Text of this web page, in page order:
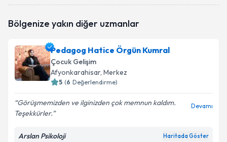
takvimi talebi oluşturun. Size bu uzmandan randevu
bilgilendireceğiz.
E-posta Adresiniz
Kişisel verilerimin işlenmesine ilişkin
kapsamda işlenmesini kabul ediyorum.
Bölgenize yakın diğer uzmanlar
Pedagog Hatice Örgün Kumral
Çocuk Gelişim
Afyonkarahisar, Merkez
5 (6 Değerlendirme)
Görüşmemizden ve ilginizden çok memnun kaldım.
Teşekkürler.
Devamı
Arslan Psikoloji Haritada Göster